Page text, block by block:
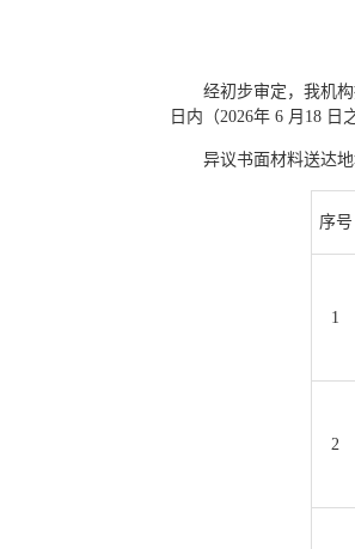
经初步审定，我机
日内（2026年 6 月18
异议书面材料送达
序号
1
2